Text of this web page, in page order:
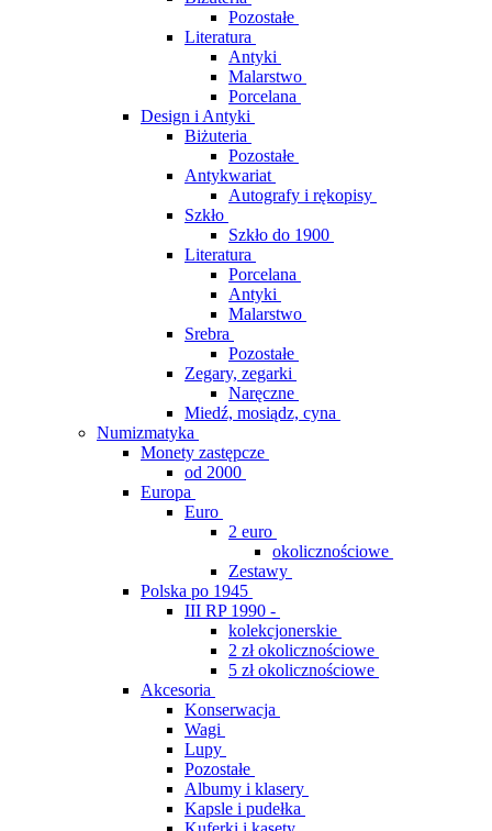
Pozostałe
Literatura
Antyki
Malarstwo
Porcelana
Design i Antyki
Biżuteria
Pozostałe
Antykwariat
Autografy i rękopisy
Szkło
Szkło do 1900
Literatura
Porcelana
Antyki
Malarstwo
Srebra
Pozostałe
Zegary, zegarki
Naręczne
Miedź, mosiądz, cyna
Numizmatyka
Monety zastępcze
od 2000
Europa
Euro
2 euro
okolicznościowe
Zestawy
Polska po 1945
III RP 1990 -
kolekcjonerskie
2 zł okolicznościowe
5 zł okolicznościowe
Akcesoria
Konserwacja
Wagi
Lupy
Pozostałe
Albumy i klasery
Kapsle i pudełka